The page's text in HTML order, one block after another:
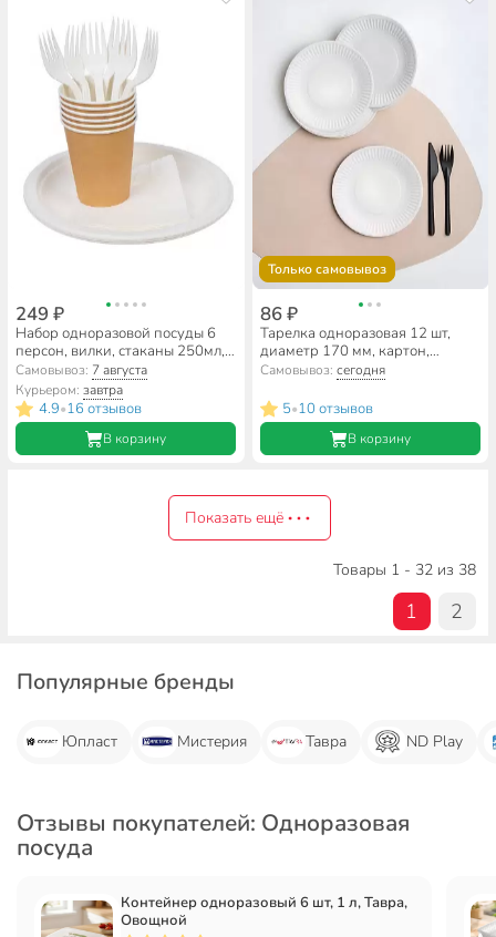
249 ₽
Набор одноразовой посуды 6
персон, вилки, стаканы 250мл,
тарелки сахарный тростник,
салфетки, Мистерия, Эко,
111053
Самовывоз: 7 августа
Курьером:завтра
4.9•16 отзывов
В корзину
Только самовывоз
86 ₽
Тарелка одноразовая 12 шт,
диаметр 170 мм, картон,
Мистерия, 183000, белая
Самовывоз: сегодня
5•10 отзывов
В корзину
Показать ещё
Товары 1 - 32 из 38
1 2
Популярные бренды
Юпласт Мистерия Тавра ND Play
Отзывы покупателей: Одноразовая
посуда
Контейнер одноразовый 6 шт, 1 л, Тавра,
Овощной